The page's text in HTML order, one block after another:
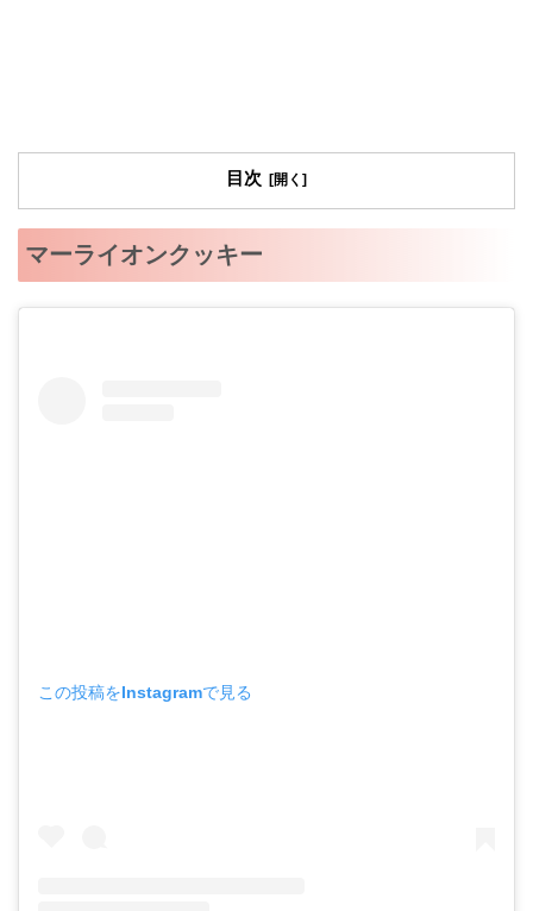
目次
マーライオンクッキー
この投稿をInstagramで見る